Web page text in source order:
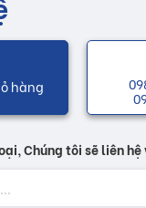
hàng
Chúng tôi sẽ liên